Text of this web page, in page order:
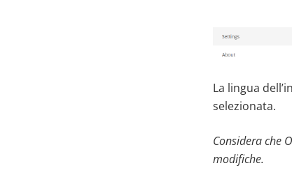
La lingua
selezionata.
Considera che
modifiche.